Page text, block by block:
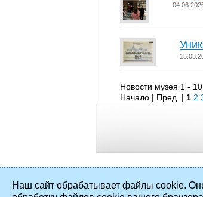
Новости музея 1 -
Начало | Пред. | 1 2
Наш сайт обрабатывает файлы cookie.